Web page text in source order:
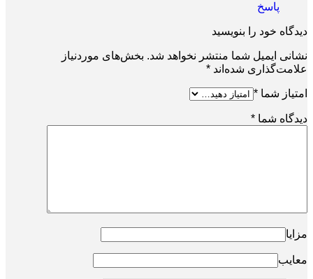
پاسخ
دیدگاه خود را بنویسید
نشانی ایمیل شما منتشر نخواهد شد. بخش‌های موردنیاز
علامت‌گذاری شده‌اند *
امتیاز شما *
دیدگاه شما *
مزایا
معایب